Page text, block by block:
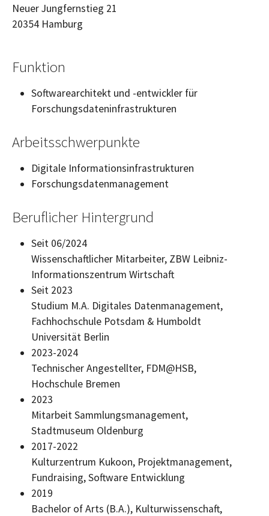
Neuer Jungfernstieg 21
20354 Hamburg
Funktion
Softwarearchitekt und -entwickler für
Forschungsdateninfrastrukturen
Arbeitsschwerpunkte
Digitale Informationsinfrastrukturen
Forschungsdatenmanagement
Beruflicher Hintergrund
Seit 06/2024
Wissenschaftlicher Mitarbeiter, ZBW Leibniz-
Informationszentrum Wirtschaft
Seit 2023
Studium M.A. Digitales Datenmanagement,
Fachhochschule Potsdam & Humboldt
Universität Berlin
2023-2024
Technischer Angestellter, FDM@HSB,
Hochschule Bremen
2023
Mitarbeit Sammlungsmanagement,
Stadtmuseum Oldenburg
2017-2022
Kulturzentrum Kukoon, Projektmanagement,
Fundraising, Software Entwicklung
2019
Bachelor of Arts (B.A.), Kulturwissenschaft,